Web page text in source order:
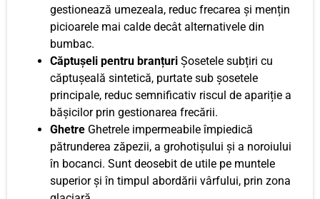
gestionează umezeala, reduc frecarea și mențin
picioarele mai calde decât alternativele din
bumbac.
Căptușeli pentru branțuri Șosetele subțiri cu
căptușeală sintetică, purtate sub șosetele
principale, reduc semnificativ riscul de apariție a
bășicilor prin gestionarea frecării.
Ghetre Ghetrele impermeabile împiedică
pătrunderea zăpezii, a grohotișului și a noroiului
în bocanci. Sunt deosebit de utile pe muntele
superior și în timpul abordării vârfului, prin zona